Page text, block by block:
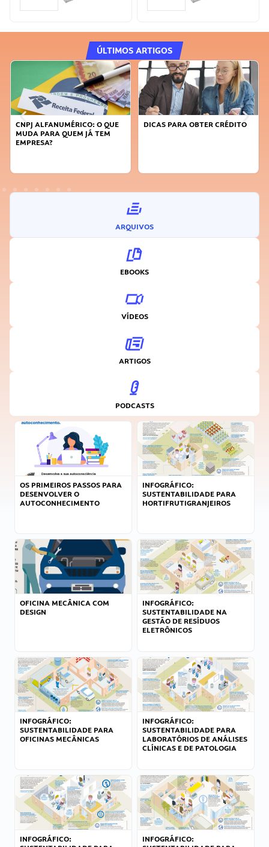
ÚLTIMOS ARTIGOS
CNPJ ALFANUMÉRICO: O QUE
MUDA PARA QUEM JÁ TEM
EMPRESA?
DICAS PARA OBTER CRÉDITO
ARQUIVOS
EBOOKS
VÍDEOS
ARTIGOS
PODCASTS
OS PRIMEIROS PASSOS PARA
DESENVOLVER O
AUTOCONHECIMENTO
INFOGRÁFICO:
SUSTENTABILIDADE PARA
HORTIFRUTIGRANJEIROS
OFICINA MECÂNICA COM
DESIGN
INFOGRÁFICO:
SUSTENTABILIDADE NA
GESTÃO DE RESÍDUOS
ELETRÔNICOS
INFOGRÁFICO:
SUSTENTABILIDADE PARA
OFICINAS MECÂNICAS
INFOGRÁFICO:
SUSTENTABILIDADE PARA
LABORATÓRIOS DE ANÁLISES
CLÍNICAS E DE PATOLOGIA
INFOGRÁFICO:
INFOGRÁFICO: